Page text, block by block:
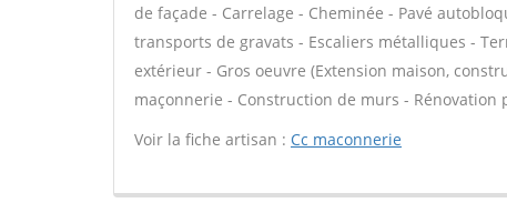
de façade - Carrelage - Cheminée - Pavé
transports de gravats - Escaliers métalliques -
extérieur - Gros oeuvre (Extension maison,
maçonnerie - Construction de murs -
Voir la fiche artisan : Cc maconnerie